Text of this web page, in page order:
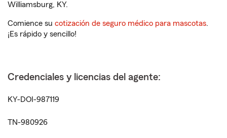
Williamsburg, KY.
Comience su cotización de seguro médico para mascotas.
¡Es rápido y sencillo!
Credenciales y licencias del agente:
KY-DOI-987119
TN-980926